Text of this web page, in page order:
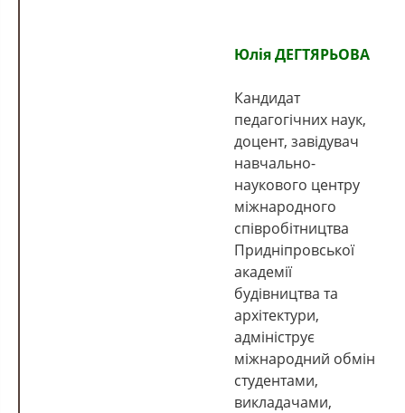
Юлія ДЕГТЯРЬОВА
Кандидат
педагогічних наук,
доцент, завідувач
навчально-
наукового центру
міжнародного
співробітництва
Придніпровської
академії
будівництва та
архітектури,
адмініструє
міжнародний обмін
студентами,
викладачами,